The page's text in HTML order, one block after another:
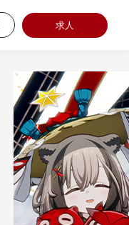
求人